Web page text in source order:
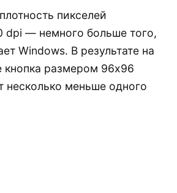
пикселей
dpi — немного больше того,
Windows. В результате на
кнопка размером 96x96
несколько меньше одного